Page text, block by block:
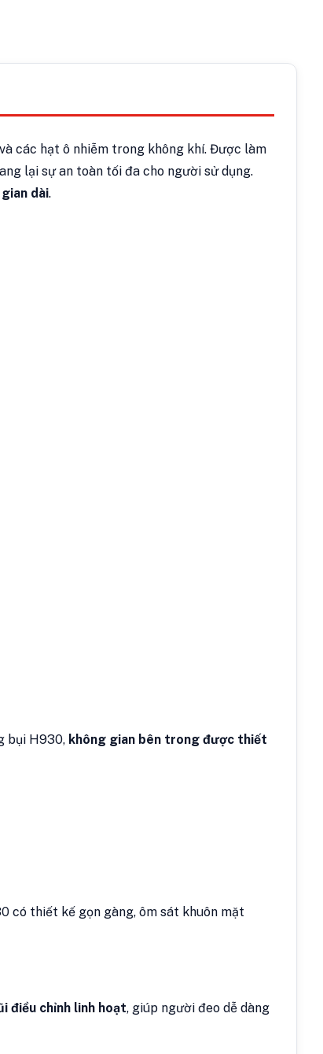
các hạt ô nhiễm trong không khí. Được làm
lại sự an toàn tối đa cho người sử dụng.
dài.
bụi H930, không gian bên trong được thiết
có thiết kế gọn gàng, ôm sát khuôn mặt
điều chỉnh linh hoạt, giúp người đeo dễ dàng